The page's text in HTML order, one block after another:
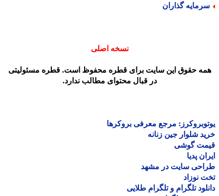
گذاران
نسخه اصلی
حقوق این سایت برای قطره محفوظ است. قطره مسئولیتی
در قبال محتوای مطالب ندارد.
مرجع معرفی بروکرها
شلوار جین زنانه
گوشی
پدیا
سایت در مشهد
نوزاد
تلگرام و تلگرام طلایی